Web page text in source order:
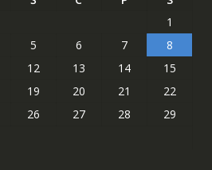
1
5 6 7
8
12 13 14
15
19 20 21
22
26 27 28
29